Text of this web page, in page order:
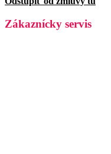
Zákaznícky servis